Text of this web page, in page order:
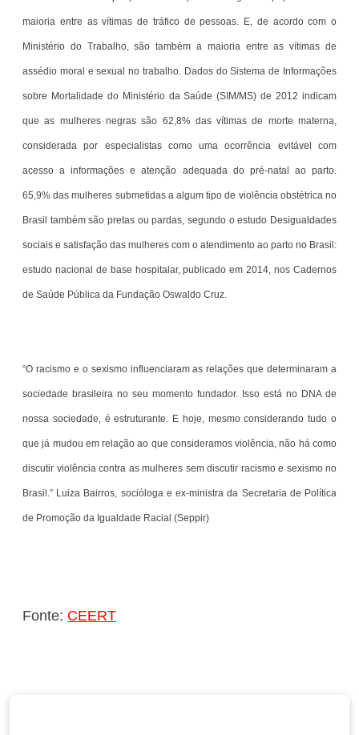
maioria entre as vítimas de tráfico de pessoas. E, de acordo com o
Ministério do Trabalho, são também a maioria entre as vítimas de
assédio moral e sexual no trabalho. Dados do Sistema de Informações
sobre Mortalidade do Ministério da Saúde (SIM/MS) de 2012 indicam
que as mulheres negras são 62,8% das vítimas de morte materna,
considerada por especialistas como uma ocorrência evitável com
acesso a informações e atenção adequada do pré-natal ao parto.
65,9% das mulheres submetidas a algum tipo de violência obstétrica no
Brasil também são pretas ou pardas, segundo o estudo Desigualdades
sociais e satisfação das mulheres com o atendimento ao parto no Brasil:
estudo nacional de base hospitalar, publicado em 2014, nos Cadernos
de Saúde Pública da Fundação Oswaldo Cruz.
“O racismo e o sexismo influenciaram as relações que determinaram a
sociedade brasileira no seu momento fundador. Isso está no DNA de
nossa sociedade, é estruturante. E hoje, mesmo considerando tudo o
que já mudou em relação ao que consideramos violência, não há como
discutir violência contra as mulheres sem discutir racismo e sexismo no
Brasil.” Luiza Bairros, socióloga e ex-ministra da Secretaria de Política
de Promoção da Igualdade Racial (Seppir)
Fonte: CEERT